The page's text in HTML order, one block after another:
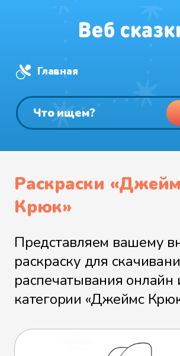
Главная
Раскраски
Крюк»
Представляем вашему
раскраску для
распечатывания онлайн
категории «Джеймс